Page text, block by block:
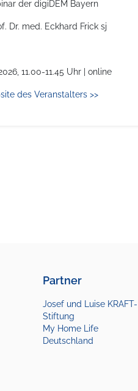
der digiDEM Bayern
Dr. med. Eckhard Frick sj
11.00-11.45 Uhr | online
des Veranstalters >>
Partner
Josef und Luise KRAFT-
Stiftung
My Home Life
Deutschland